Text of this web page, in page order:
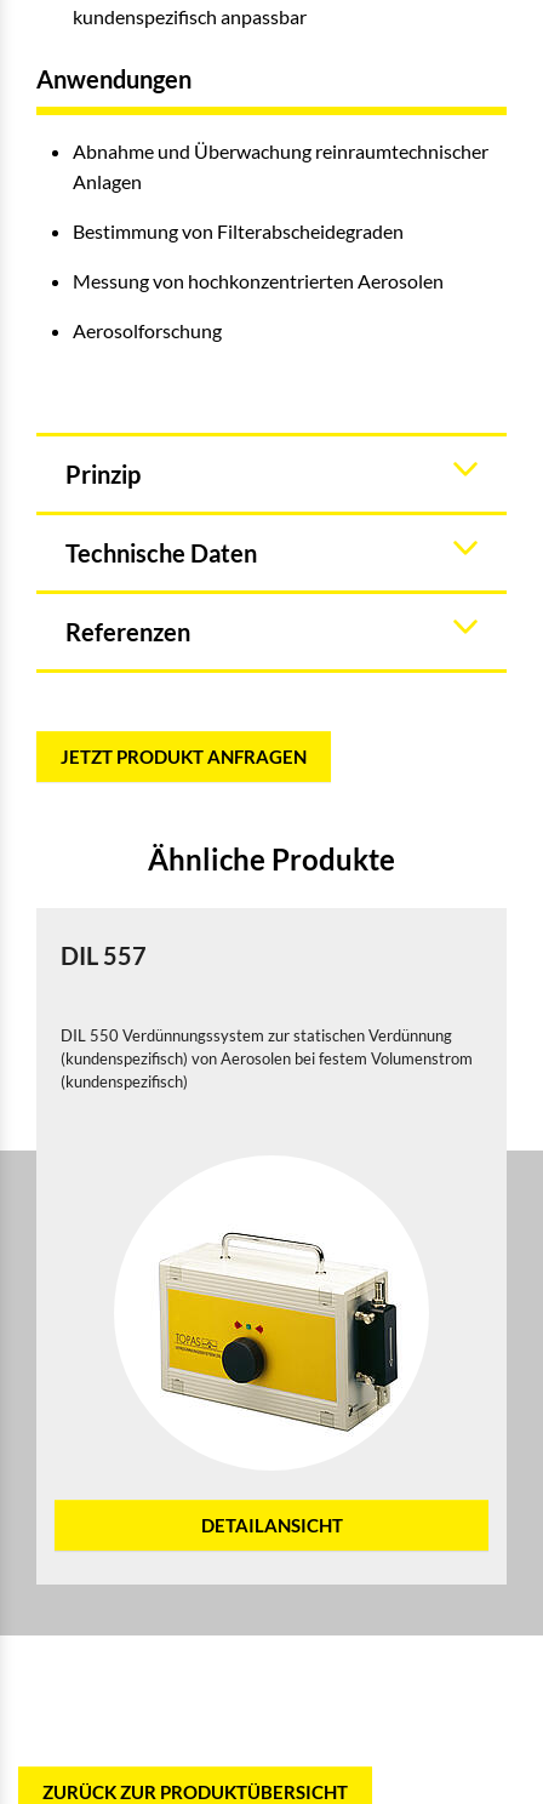
kundenspezifisch anpassbar
Anwendungen
Abnahme und Überwachung reinraumtechnischer
Anlagen
Bestimmung von Filterabscheidegraden
Messung von hochkonzentrierten Aerosolen
Aerosolforschung
Prinzip
Technische Daten
Referenzen
JETZT PRODUKT ANFRAGEN
Ähnliche Produkte
DIL 557
DIL 550 Verdünnungssystem zur statischen Verdünnung
(kundenspezifisch) von Aerosolen bei festem Volumenstrom
(kundenspezifisch)
DETAILANSICHT
ZURÜCK ZUR PRODUKTÜBERSICHT